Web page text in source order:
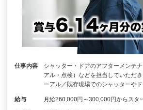
仕事内容
シャッター・ドアのアフターメンテ
アル・点検）などを担当していただ
ーアル／既存現場でのシャッターや
給与 月給260,000円～300,000円からスタ